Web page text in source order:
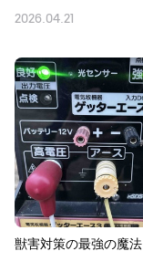
2026.04.21
獣害対策の最強の魔法